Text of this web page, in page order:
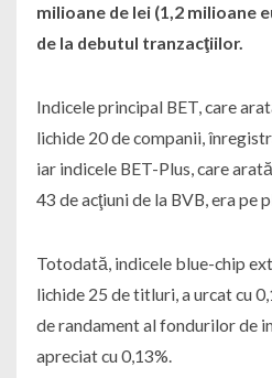
milioane de lei (1,2 milioane
de la debutul tranzacţiilor.
Indicele principal BET, care
lichide 20 de companii,
iar indicele BET-Plus, care
43 de acţiuni de la BVB, era pe
Totodată, indicele blue-chip
lichide 25 de titluri, a urcat cu
de randament al fondurilor de
apreciat cu 0,13%.